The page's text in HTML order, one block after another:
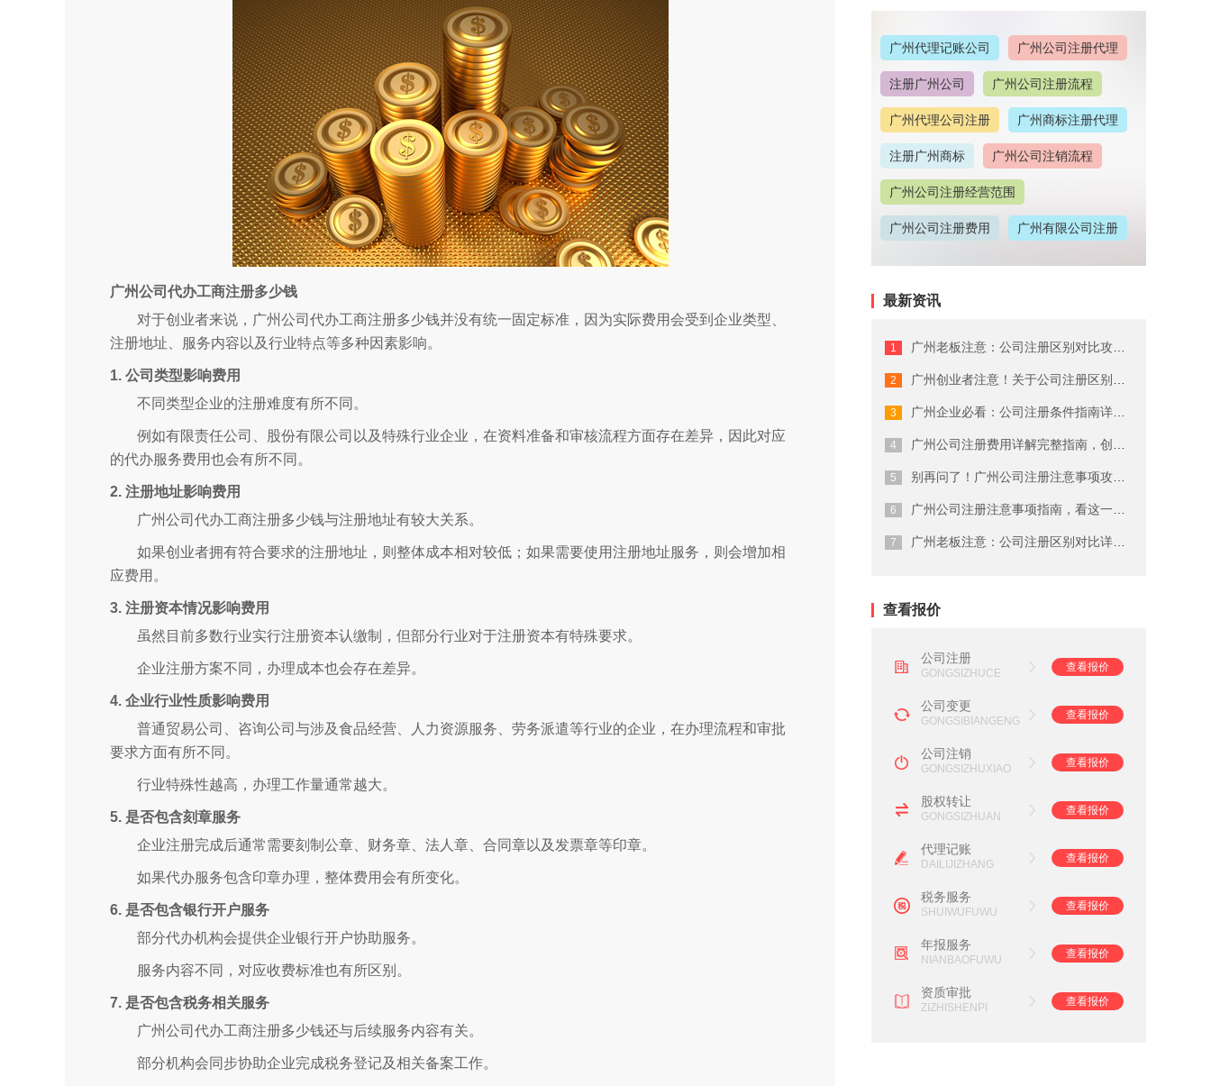
广州公司代办工商注册多少钱
对于创业者来说，广州公司代办工商注册多少钱并没有统一固定标准，因为实际费用会受到企业类型、
注册地址、服务内容以及行业特点等多种因素影响。
1. 公司类型影响费用
不同类型企业的注册难度有所不同。
例如有限责任公司、股份有限公司以及特殊行业企业，在资料准备和审核流程方面存在差异，因此对应
的代办服务费用也会有所不同。
2. 注册地址影响费用
广州公司代办工商注册多少钱与注册地址有较大关系。
如果创业者拥有符合要求的注册地址，则整体成本相对较低；如果需要使用注册地址服务，则会增加相
应费用。
3. 注册资本情况影响费用
虽然目前多数行业实行注册资本认缴制，但部分行业对于注册资本有特殊要求。
企业注册方案不同，办理成本也会存在差异。
4. 企业行业性质影响费用
普通贸易公司、咨询公司与涉及食品经营、人力资源服务、劳务派遣等行业的企业，在办理流程和审批
要求方面有所不同。
行业特殊性越高，办理工作量通常越大。
5. 是否包含刻章服务
企业注册完成后通常需要刻制公章、财务章、法人章、合同章以及发票章等印章。
如果代办服务包含印章办理，整体费用会有所变化。
6. 是否包含银行开户服务
部分代办机构会提供企业银行开户协助服务。
服务内容不同，对应收费标准也有所区别。
7. 是否包含税务相关服务
广州公司代办工商注册多少钱还与后续服务内容有关。
部分机构会同步协助企业完成税务登记及相关备案工作。
广州代理记账公司 广州公司注册代理
注册广州公司 广州公司注册流程
广州代理公司注册 广州商标注册代理
注册广州商标 广州公司注销流程
广州公司注册经营范围
广州公司注册费用 广州有限公司注册
广州公司注册地址
广州代理记账收费情况
广州商标注册费用有哪些
广州代理公司注册注意事项
在广州注册商标的流程及费用
广州劳务派遣资质申请流程
广州营业执照注销流程
广州会计代理记账公司
最新资讯
广州老板注意：公司注册区别对比攻略这...
广州创业者注意！关于公司注册区别对比...
广州企业必看：公司注册条件指南详细解...
广州公司注册费用详解完整指南，创业者...
别再问了！广州公司注册注意事项攻略就...
广州公司注册注意事项指南，看这一篇就...
广州老板注意：公司注册区别对比详解这...
查看报价
公司注册
GONGSIZHUCE
查看报价
公司变更
GONGSIBIANGENG
查看报价
公司注销
GONGSIZHUXIAO
查看报价
股权转让
GONGSIZHUAN
查看报价
代理记账
DAILIJIZHANG
查看报价
税务服务
SHUIWUFUWU
查看报价
年报服务
NIANBAOFUWU
查看报价
资质审批
ZIZHISHENPI
查看报价